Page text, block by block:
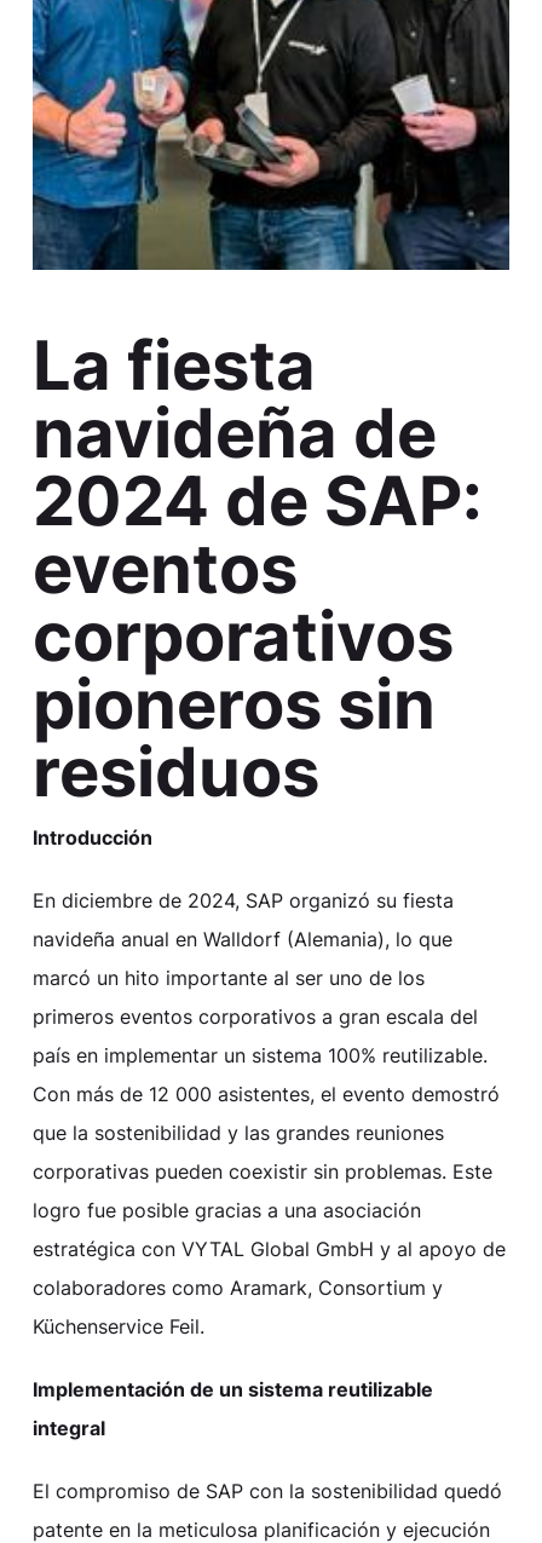
La fiesta
navideña de
2024 de SAP:
eventos
corporativos
pioneros sin
residuos
Introducción
En diciembre de 2024, SAP organizó su fiesta
navideña anual en Walldorf (Alemania), lo que
marcó un hito importante al ser uno de los
primeros eventos corporativos a gran escala del
país en implementar un sistema 100% reutilizable.
Con más de 12 000 asistentes, el evento demostró
que la sostenibilidad y las grandes reuniones
corporativas pueden coexistir sin problemas. Este
logro fue posible gracias a una asociación
estratégica con VYTAL Global GmbH y al apoyo de
colaboradores como Aramark, Consortium y
Küchenservice Feil.
Implementación de un sistema reutilizable
integral
El compromiso de SAP con la sostenibilidad quedó
patente en la meticulosa planificación y ejecución